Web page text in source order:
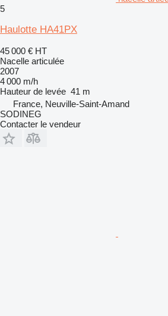
5
Haulotte HA41PX
45 000 € HT
Nacelle articulée
2007
4 000 m/h
Hauteur de levée 41 m
France, Neuville-Saint-Amand
SODINEG
Contacter le vendeur